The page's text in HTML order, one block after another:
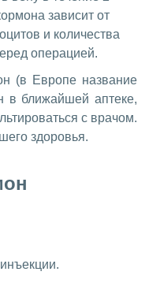
зависит от
и количества
операцией.
(в Европе название
в ближайшей аптеке,
с врачом.
здоровья.